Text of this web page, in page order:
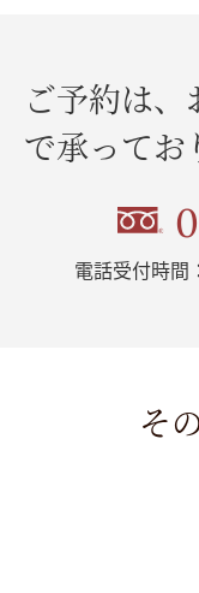
ご予約は
で承ってお
電話受付時間
そ